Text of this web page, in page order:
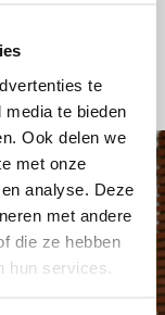
te
te bieden
Ook delen we
met onze
analyse. Deze
met andere
die ze hebben
hun services.